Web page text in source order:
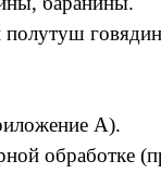
полутуш
А).
обработке